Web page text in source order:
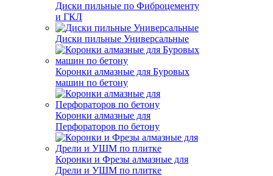
Диски пильные по Фиброцементу
и ГКЛ
Диски пильные Универсальные
Коронки алмазные для Буровых
машин по бетону
Коронки алмазные для
Перфораторов по бетону
Коронки и Фрезы алмазные для
Дрели и УШМ по плитке